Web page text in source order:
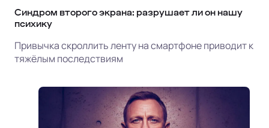
Синдром второго экрана: разрушает ли он нашу
психику
Привычка скроллить ленту на смартфоне приводит к
тяжёлым последствиям